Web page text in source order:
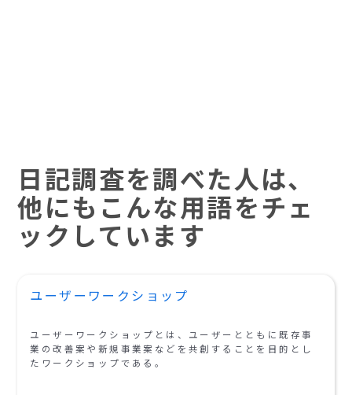
日記調査を調べた人は、
他にもこんな用語をチェ
ックしています
ユーザーワークショップ
ユーザーワークショップとは、ユーザーとともに既存事
業の改善案や新規事業案などを共創することを目的とし
たワークショップである。